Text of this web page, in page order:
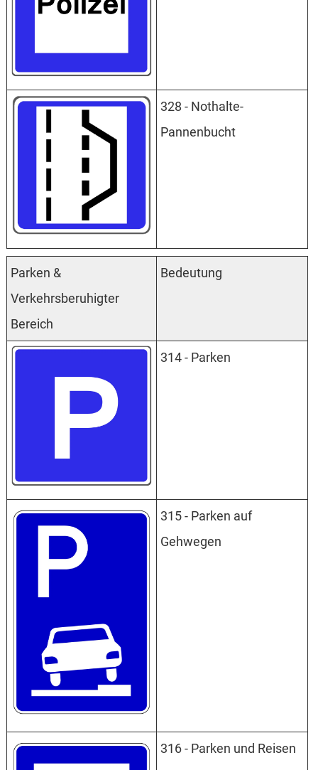
328 - Nothalte-
Pannenbucht
Parken &
Verkehrsberuhigter
Bereich
Bedeutung
314 - Parken
315 - Parken auf
Gehwegen
316 - Parken und Reisen